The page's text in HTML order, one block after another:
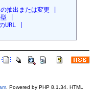
または変更 |
|
|
. Powered by PHP 8.1.34. HTML